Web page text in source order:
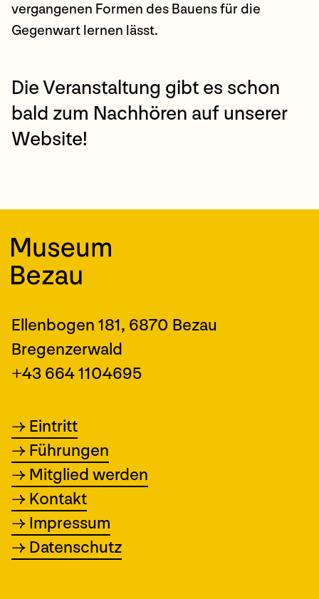
vergangenen Formen des Bauens für die
Gegenwart lernen lässt.
Die Veranstaltung gibt es schon
bald zum Nachhören auf unserer
Website!
Ellenbogen 181, 6870 Bezau
Bregenzerwald
+43 664 1104695
→ Eintritt
→ Führungen
→ Mitglied werden
→ Kontakt
→ Impressum
→ Datenschutz